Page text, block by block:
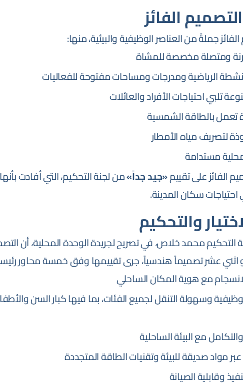
الفائز
جملةً من العناصر الوظيفية والبيئية، منها:
ومتصلة مخصصة للمشاة
الرياضية ومدرجات ومساحات مفتوحة للفعاليات
تلبي احتياجات الأفراد والعائلات
تعمل بالطاقة الشمسية
لتصريف مياه الأمطار
مستدامة
الفائز على تقييم«جيد جداً»من لجنة التحكيم، التي أفادت
سكان المدينة.
والتحكيم
محمد خلاص، في تصريح لجريدة الوحدة المحلية، أن
اثني عشر تصميماً هندسياً، جرى تقييمها وفق خمسة محاور
مع هوية المكان الساحلي
وسهولة التنقل لجميع الفئات، بما فيها كبار السن
مع البيئة الساحلية
مواد صديقة للبيئة وتقنيات الطاقة المتجددة
وقابلية الصيانة